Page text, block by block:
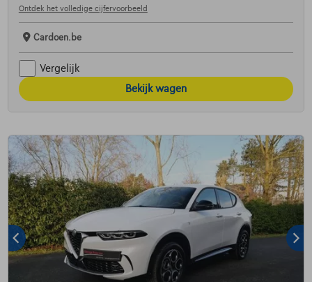
Ontdek het volledige cijfervoorbeeld
Cardoen.be
Vergelijk
Bekijk wagen